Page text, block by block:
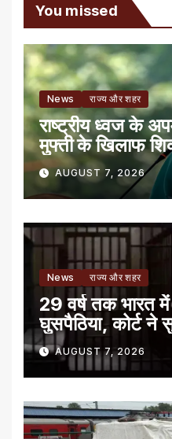
You missed
News राज्य और शहर
राष्ट्रीय ध्वज के
मुफ्ती के खिलाफ
AUGUST 7, 2026
News राज्य और शहर
29 वर्ष तक भारत में
घुसपैठिया, कोर्ट ने
AUGUST 7, 2026